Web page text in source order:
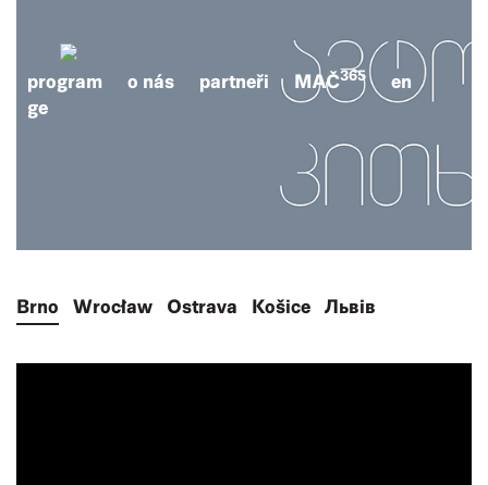
program o nás partneři MAČ365
en
ge
Brno Wrocław Ostrava Košice Львів